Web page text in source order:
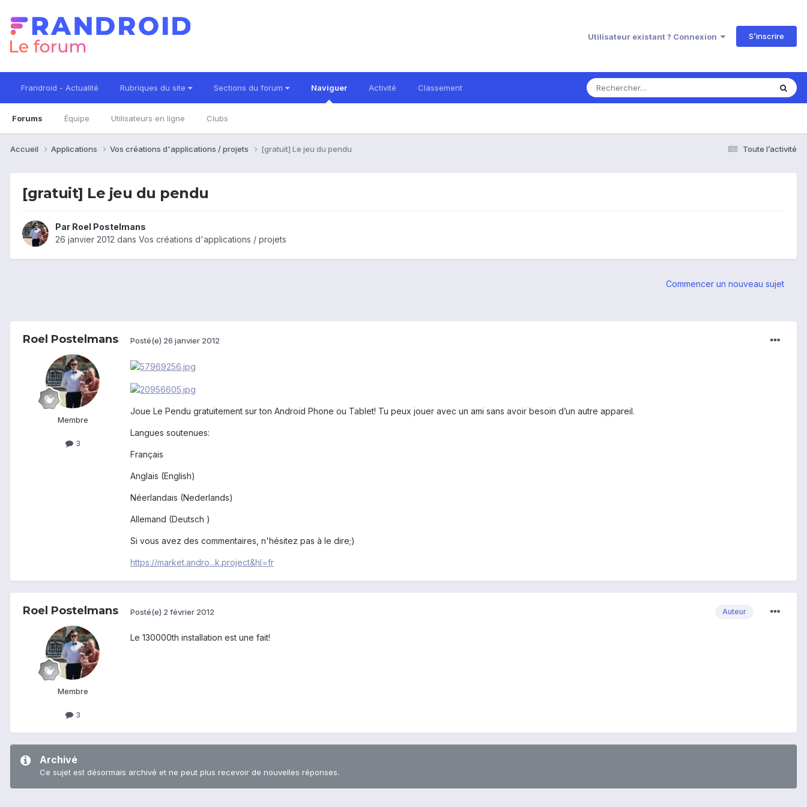
Utilisateur existant ? Connexion S’inscrire
Frandroid - Actualité Rubriques du site Sections du forum Naviguer
Forums Équipe Utilisateurs en ligne Clubs
Activité Classement
Toute l’activité
Accueil Applications Vos créations d'applications / projets [gratuit] Le jeu du pendu
[gratuit] Le jeu du pendu
Par Roel Postelmans
26 janvier 2012 dans Vos créations d'applications / projets
Commencer un nouveau sujet
Roel Postelmans
Membre
3
Posté(e) 26 janvier 2012
Joue Le Pendu gratuitement sur ton Android Phone ou Tablet! Tu peux jouer avec un ami sans avoir besoin d’un autre appareil.
Langues soutenues:
Français
Anglais (English)
Néerlandais (Nederlands)
Allemand (Deutsch )
Si vous avez des commentaires, n'hésitez pas à le dire;)
https://market.andro...k.project&hl=fr
Roel Postelmans
Membre
3
Auteur
Posté(e) 2 février 2012
Le 130000th installation est une fait!
Archivé
Ce sujet est désormais archivé et ne peut plus recevoir de nouvelles réponses.